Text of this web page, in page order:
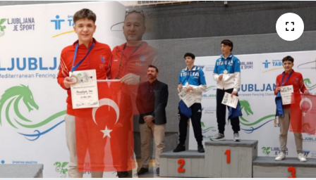
Buz Pateni
Çim Hokeyi
Cimnastik
Curling
Dağcılık